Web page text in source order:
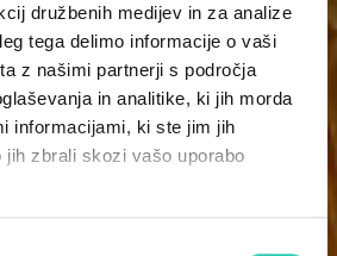
družbenih medijev in za analize
tega delimo informacije o vaši
z našimi partnerji s področja
in analitike, ki jih morda
informacijami, ki ste jim jih
jih zbrali skozi vašo uporabo